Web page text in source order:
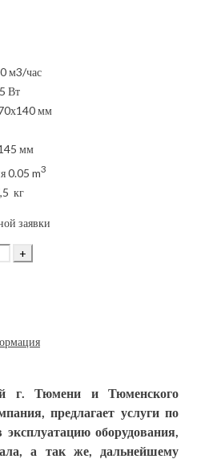
м3/час
Вт
мм
мм
0.05 m3
кг
заявки
г. Тюмени и Тюменского
предлагает услуги по
оборудования,
а так же, дальнейшему